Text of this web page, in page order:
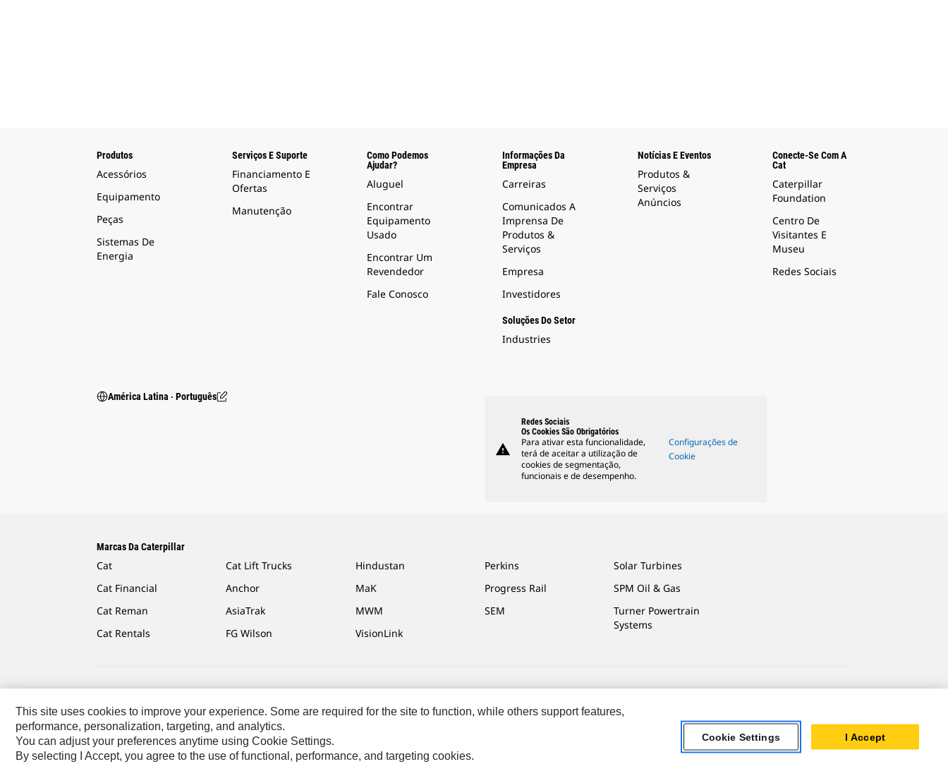
Produtos
Acessórios
Equipamento
Peças
Sistemas De
Energia
Serviços E Suporte
Financiamento E
Ofertas
Manutenção
Como Podemos
Ajudar?
Aluguel
Encontrar
Equipamento
Usado
Encontrar Um
Revendedor
Fale Conosco
Informações Da
Empresa
Carreiras
Comunicados A
Imprensa De
Produtos &
Serviços
Empresa
Investidores
Soluções Do Setor
Industries
Notícias E Eventos
Produtos &
Serviços
Anúncios
Conecte-Se Com A
Cat
Caterpillar
Foundation
Centro De
Visitantes E
Museu
Redes Sociais
América Latina ‧ Português
warning
Redes Sociais
Os Cookies São Obrigatórios
Para ativar esta funcionalidade,
terá de aceitar a utilização de
cookies de segmentação,
funcionais e de desempenho.
Configurações de
Cookie
Marcas Da Caterpillar
Cat
Cat Financial
Cat Reman
Cat Rentals
Cat Lift Trucks
Anchor
AsiaTrak
FG Wilson
Hindustan
MaK
MWM
VisionLink
Perkins
Progress Rail
SEM
Solar Turbines
SPM Oil & Gas
Turner Powertrain
Systems
South America - Portuguese © 2026 Caterpillar. Todos os direitos reservados.
This site uses cookies to improve your experience. Some are required for the site to function, while others support features,
performance, personalization, targeting, and analytics.
You can adjust your preferences anytime using Cookie Settings.
By selecting I Accept, you agree to the use of functional, performance, and targeting cookies.
Cookie Settings I Accept